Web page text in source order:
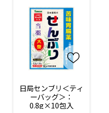
日局センブリ＜ティ
ーバッグ＞：
0.8g×10包入